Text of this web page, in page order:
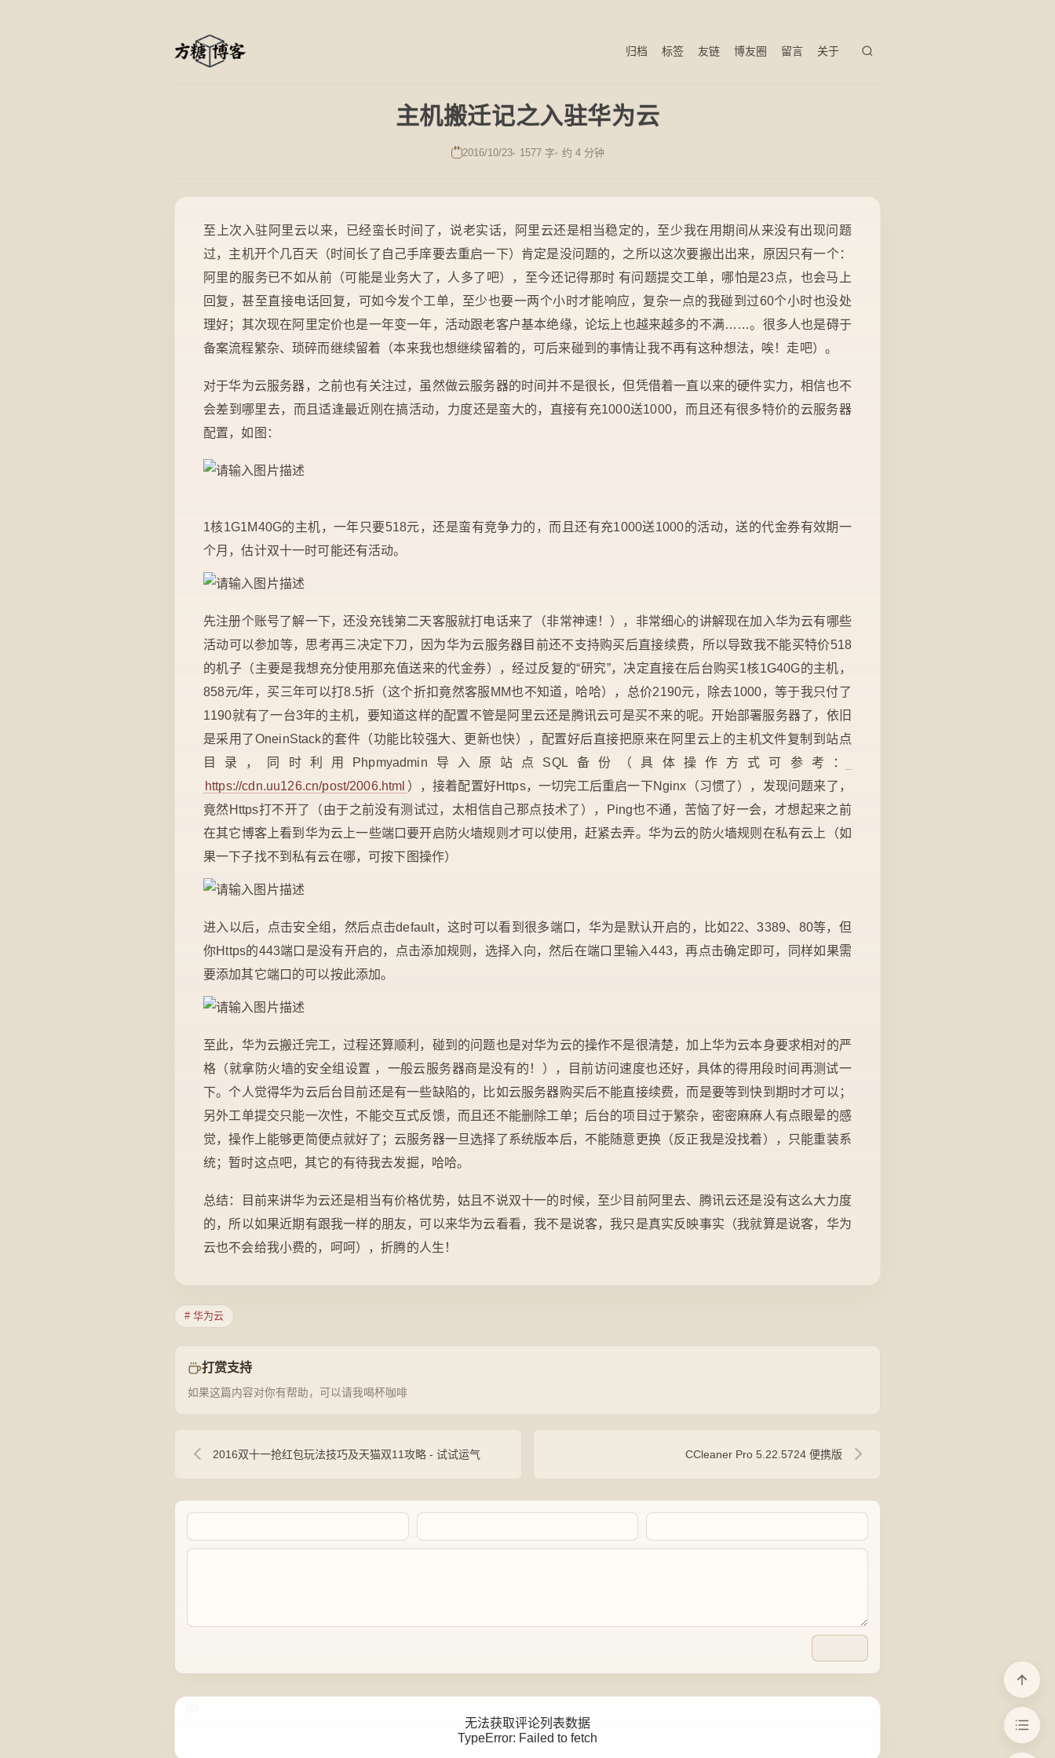
归档 标签 友链 博友圈 留言 关于
主机搬迁记之入驻华为云
2016/10/23 1577 字 约 4 分钟
至上次入驻阿里云以来，已经蛮长时间了，说老实话，阿里云还是相当稳定的，至少我在用期间从来没有出现问题
过，主机开个几百天（时间长了自己手庠要去重启一下）肯定是没问题的，之所以这次要搬出出来，原因只有一个：
阿里的服务已不如从前（可能是业务大了，人多了吧），至今还记得那时 有问题提交工单，哪怕是23点，也会马上
回复，甚至直接电话回复，可如今发个工单，至少也要一两个小时才能响应，复杂一点的我碰到过60个小时也没处
理好；其次现在阿里定价也是一年变一年，活动跟老客户基本绝缘，论坛上也越来越多的不满……。很多人也是碍于
备案流程繁杂、琐碎而继续留着（本来我也想继续留着的，可后来碰到的事情让我不再有这种想法，唉！走吧）。
对于华为云服务器，之前也有关注过，虽然做云服务器的时间并不是很长，但凭借着一直以来的硬件实力，相信也不
会差到哪里去，而且适逢最近刚在搞活动，力度还是蛮大的，直接有充1000送1000，而且还有很多特价的云服务器
配置，如图：
1核1G1M40G的主机，一年只要518元，还是蛮有竞争力的，而且还有充1000送1000的活动，送的代金券有效期一
个月，估计双十一时可能还有活动。
先注册个账号了解一下，还没充钱第二天客服就打电话来了（非常神速！），非常细心的讲解现在加入华为云有哪些
活动可以参加等，思考再三决定下刀，因为华为云服务器目前还不支持购买后直接续费，所以导致我不能买特价518
的机子（主要是我想充分使用那充值送来的代金券），经过反复的“研究”，决定直接在后台购买1核1G40G的主机，
858元/年，买三年可以打8.5折（这个折扣竟然客服MM也不知道，哈哈），总价2190元，除去1000，等于我只付了
1190就有了一台3年的主机，要知道这样的配置不管是阿里云还是腾讯云可是买不来的呢。开始部署服务器了，依旧
是采用了OneinStack的套件（功能比较强大、更新也快），配置好后直接把原来在阿里云上的主机文件复制到站点
目录，同时利用Phpmyadmin导入原站点SQL备份（具体操作方式可参考：
https://cdn.uu126.cn/post/2006.html ），接着配置好Https，一切完工后重启一下Nginx（习惯了），发现问题来了，
竟然Https打不开了（由于之前没有测试过，太相信自己那点技术了），Ping也不通，苦恼了好一会，才想起来之前
在其它博客上看到华为云上一些端口要开启防火墙规则才可以使用，赶紧去弄。华为云的防火墙规则在私有云上（如
果一下子找不到私有云在哪，可按下图操作）
进入以后，点击安全组，然后点击default，这时可以看到很多端口，华为是默认开启的，比如22、3389、80等，但
你Https的443端口是没有开启的，点击添加规则，选择入向，然后在端口里输入443，再点击确定即可，同样如果需
要添加其它端口的可以按此添加。
至此，华为云搬迁完工，过程还算顺利，碰到的问题也是对华为云的操作不是很清楚，加上华为云本身要求相对的严
格（就拿防火墙的安全组设置 ，一般云服务器商是没有的！），目前访问速度也还好，具体的得用段时间再测试一
下。个人觉得华为云后台目前还是有一些缺陷的，比如云服务器购买后不能直接续费，而是要等到快到期时才可以；
另外工单提交只能一次性，不能交互式反馈，而且还不能删除工单；后台的项目过于繁杂，密密麻麻人有点眼晕的感
觉，操作上能够更简便点就好了；云服务器一旦选择了系统版本后，不能随意更换（反正我是没找着），只能重装系
统；暂时这点吧，其它的有待我去发掘，哈哈。
总结：目前来讲华为云还是相当有价格优势，姑且不说双十一的时候，至少目前阿里去、腾讯云还是没有这么大力度
的，所以如果近期有跟我一样的朋友，可以来华为云看看，我不是说客，我只是真实反映事实（我就算是说客，华为
云也不会给我小费的，呵呵），折腾的人生！
# 华为云
打赏支持
如果这篇内容对你有帮助，可以请我喝杯咖啡
2016双十一抢红包玩法技巧及天猫双11攻略 - 试试运气 CCleaner Pro 5.22.5724 便携版
无法获取评论列表数据
TypeError: Failed to fetch